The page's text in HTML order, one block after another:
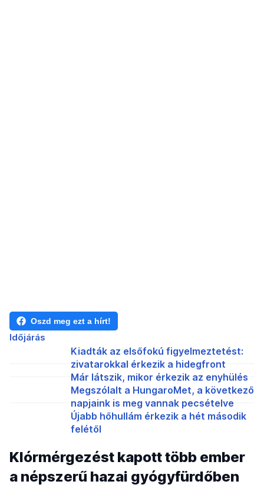
Oszd meg ezt a hírt!
Időjárás
Kiadták az elsőfokú figyelmeztetést:
zivatarokkal érkezik a hidegfront
Már látszik, mikor érkezik az enyhülés
Megszólalt a HungaroMet, a következő
napjaink is meg vannak pecsételve
Újabb hőhullám érkezik a hét második
felétől
Klórmérgezést kapott több ember
a népszerű hazai gyógyfürdőben